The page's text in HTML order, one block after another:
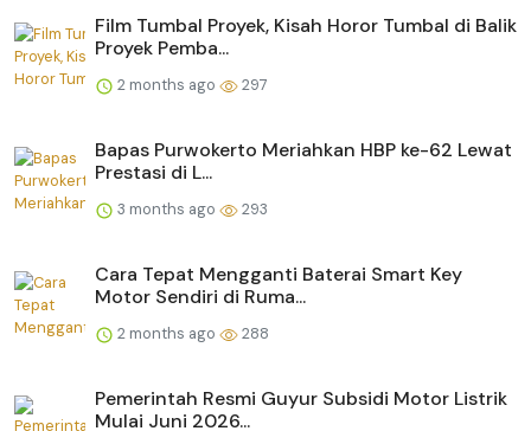
Film Tumbal Proyek, Kisah Horor Tumbal di Balik
Proyek Pemba...
2 months ago 297
Bapas Purwokerto Meriahkan HBP ke-62 Lewat
Prestasi di L...
3 months ago 293
Cara Tepat Mengganti Baterai Smart Key
Motor Sendiri di Ruma...
2 months ago 288
Pemerintah Resmi Guyur Subsidi Motor Listrik
Mulai Juni 2026...